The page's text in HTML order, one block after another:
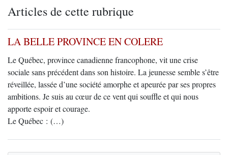
Articles de cette rubrique
LA BELLE PROVINCE EN COLERE
Le Québec, province canadienne francophone, vit une crise
sociale sans précédent dans son histoire. La jeunesse semble s’être
réveillée, lassée d’une société amorphe et apeurée par ses propres
ambitions. Je suis au cœur de ce vent qui souffle et qui nous
apporte espoir et courage.
Le Québec : (…)